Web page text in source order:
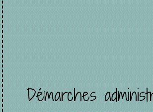
Démarches